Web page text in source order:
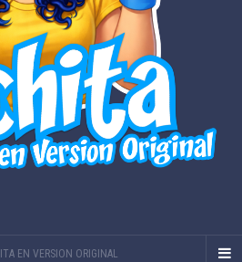
EN VERSION ORIGINAL